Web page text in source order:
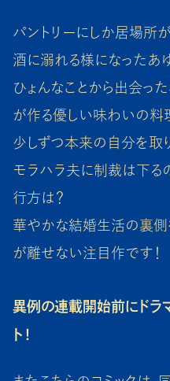
パントリーにしか居場所
酒に溺れる様になったあ
ひょんなことから出会っ
が作る優しい味わいの料
少しずつ本来の自分を取
モラハラ夫に制裁は下
行方は？
華やかな結婚生活の裏側
が離せない注目作です！
異例の連載開始前にドラ
ト！